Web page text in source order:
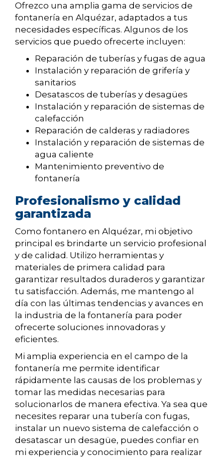
Ofrezco una amplia gama de servicios de
fontanería en Alquézar, adaptados a tus
necesidades específicas. Algunos de los
servicios que puedo ofrecerte incluyen:
Reparación de tuberías y fugas de agua
Instalación y reparación de grifería y
sanitarios
Desatascos de tuberías y desagües
Instalación y reparación de sistemas de
calefacción
Reparación de calderas y radiadores
Instalación y reparación de sistemas de
agua caliente
Mantenimiento preventivo de
fontanería
Profesionalismo y calidad
garantizada
Como fontanero en Alquézar, mi objetivo
principal es brindarte un servicio profesional
y de calidad. Utilizo herramientas y
materiales de primera calidad para
garantizar resultados duraderos y garantizar
tu satisfacción. Además, me mantengo al
día con las últimas tendencias y avances en
la industria de la fontanería para poder
ofrecerte soluciones innovadoras y
eficientes.
Mi amplia experiencia en el campo de la
fontanería me permite identificar
rápidamente las causas de los problemas y
tomar las medidas necesarias para
solucionarlos de manera efectiva. Ya sea que
necesites reparar una tubería con fugas,
instalar un nuevo sistema de calefacción o
desatascar un desagüe, puedes confiar en
mi experiencia y conocimiento para realizar